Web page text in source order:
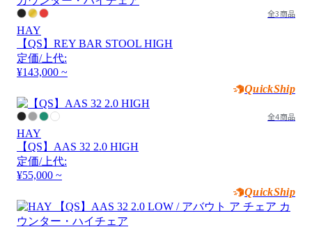
全3商品
HAY
【QS】REY BAR STOOL HIGH
定価/上代:
¥143,000 ~
QuickShip
全4商品
HAY
【QS】AAS 32 2.0 HIGH
定価/上代:
¥55,000 ~
QuickShip